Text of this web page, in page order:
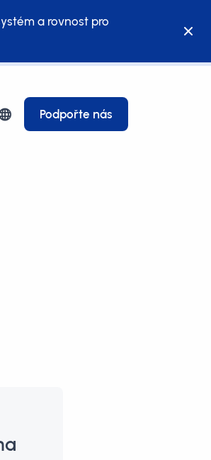
a rovnost pro
Podpořte nás